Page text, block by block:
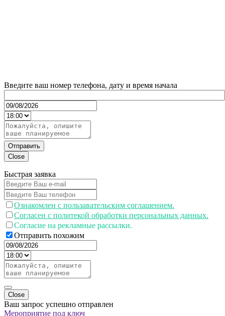
Введите ваш номер телефона, дату и время начала
Отправить
Close
Быстрая заявка
Ознакомлен с пользавательским соглашением.
Согласен с политекой обработки персональных данных.
Согласие на рекламные рассылки.
Отправить похожим
Close
Ваш запрос успешно отправлен
Мероприятие под ключ